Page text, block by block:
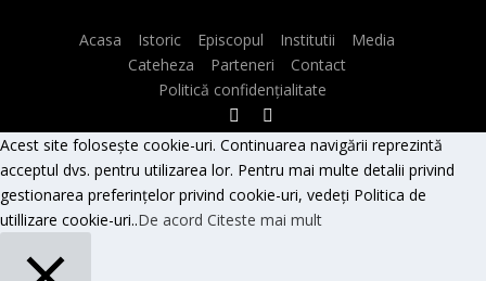
Acasa Istoric Episcopul Institutii
Media
Cateheza
Parteneri
Contact
Politică confidențialitate
Acest site folosește cookie-uri. Continuarea navigării reprezintă
acceptul dvs. pentru utilizarea lor. Pentru mai multe detalii privind
gestionarea preferințelor privind cookie-uri, vedeți Politica de
utillizare cookie-uri..De acord Citeste mai mult